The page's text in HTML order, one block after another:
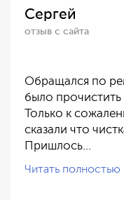
Сергей
отзыв с сайта
Обращался по
было прочистить
Только к
сказали что
Пришлось…
Читать полностью